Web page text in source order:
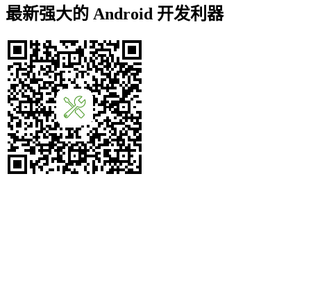
最新强大的 Android 开发利器